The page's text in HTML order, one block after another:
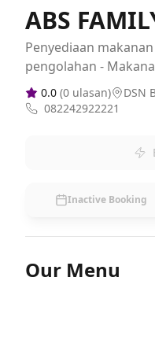
ABS
Penyediaan
pengolahan -
0.0 (0 ulasan)
DSN
082242922221
Inactive Booking
Our Menu